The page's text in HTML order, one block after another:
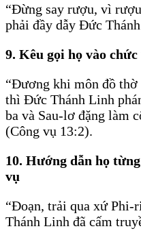
“Ðừng say rượu, vì
phải đầy dẫy Ðức
9. Kêu gọi họ vào
“Ðương khi môn đồ thờ
thì Ðức Thánh Linh
ba và Sau-lơ đặng làm
(Công vụ 13:2).
10. Hướng dẫn họ
vụ
“Ðoạn, trải qua xứ
Thánh Linh đã cấm